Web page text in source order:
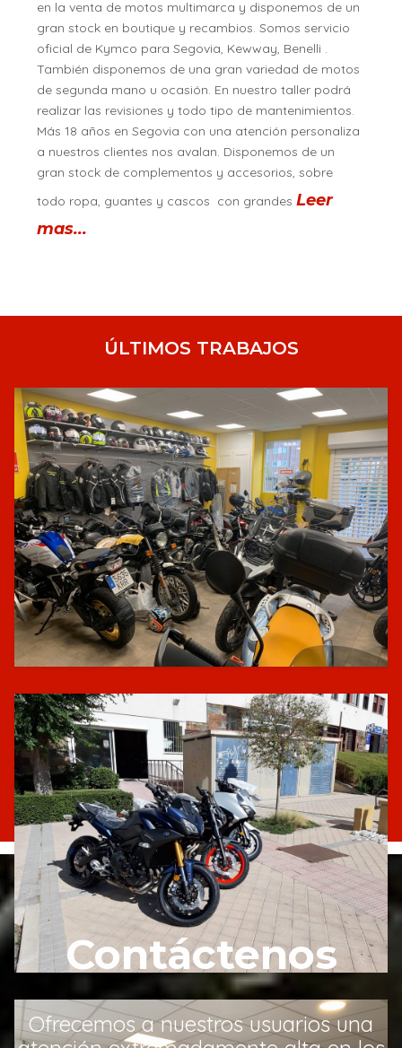
en la venta de motos multimarca y disponemos de un
gran stock en boutique y recambios. Somos servicio
oficial de Kymco para Segovia, Kewway, Benelli .
También disponemos de una gran variedad de motos
de segunda mano u ocasión. En nuestro taller podrá
realizar las revisiones y todo tipo de mantenimientos.
Más 18 años en Segovia con una atención personaliza
a nuestros clientes nos avalan. Disponemos de un
gran stock de complementos y accesorios, sobre
todo ropa, guantes y cascos con grandesLeer
mas...
ÚLTIMOS TRABAJOS
Contáctenos
Ofrecemos a nuestros usuarios una